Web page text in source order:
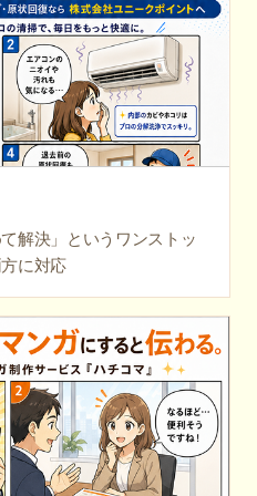
解決」というワンストッ
に対応